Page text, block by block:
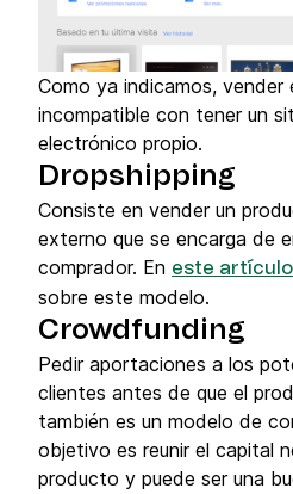
Como ya indicamos, vender
incompatible con tener un
electrónico propio.
Dropshipping
Consiste en vender un
externo que se encarga de
comprador. En este artículo
sobre este modelo.
Crowdfunding
Pedir aportaciones a los
clientes antes de que el
también es un modelo de
objetivo es reunir el capital
producto y puede ser una